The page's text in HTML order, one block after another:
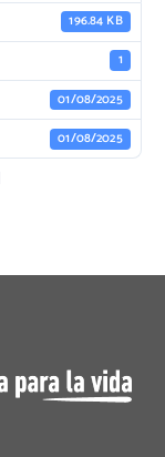
196.84 KB
1
01/08/2025
01/08/2025